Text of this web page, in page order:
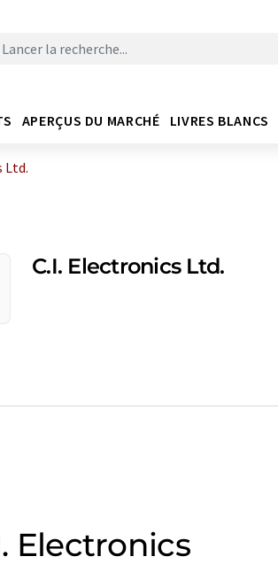
APERÇUS DU MARCHÉ LIVRES BLANCS
Ltd.
C.I. Electronics Ltd.
Electronics